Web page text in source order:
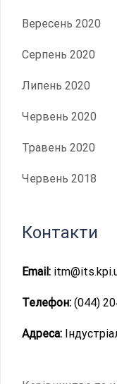
Вересень 2020
Серпень 2020
Липень 2020
Червень 2020
Травень 2020
Червень 2018
Контакти
Email:
Телефон: (044)
Адреса: